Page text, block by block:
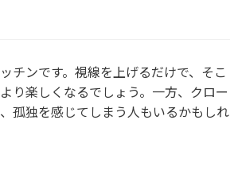
チンです。視線を上げるだけで、そこ
り楽しくなるでしょう。一方、クロー
孤独を感じてしまう人もいるかもしれ